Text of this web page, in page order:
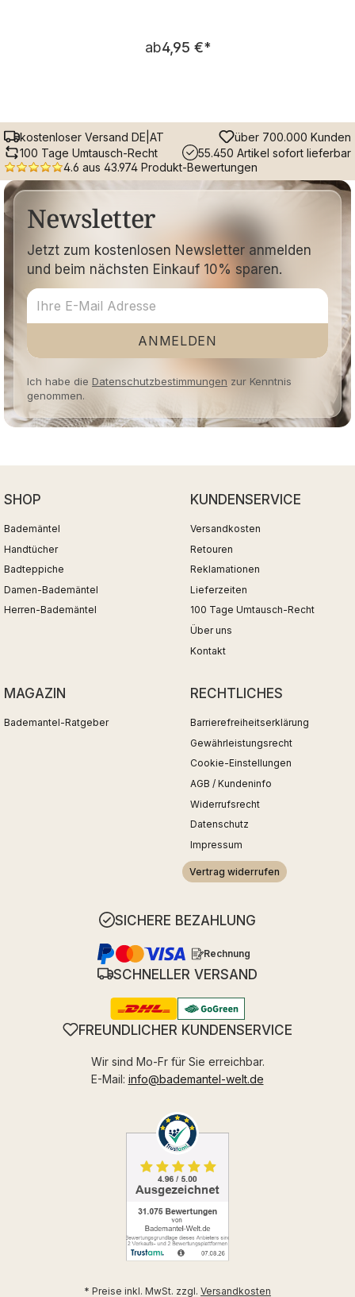
Regulärer Preis:
ab4,95 €*
kostenloser Versand DE|AT
über 700.000 Kunden
100 Tage Umtausch-Recht
55.450 Artikel sofort lieferbar
4.6 aus 43.974 Produkt-Bewertungen
Newsletter
Jetzt zum kostenlosen Newsletter anmelden
und beim nächsten Einkauf 10% sparen.
ANMELDEN
Ich habe die Datenschutzbestimmungen zur Kenntnis
genommen.
SHOP
Bademäntel
Handtücher
Badteppiche
Damen-Bademäntel
Herren-Bademäntel
KUNDENSERVICE
Versandkosten
Retouren
Reklamationen
Lieferzeiten
100 Tage Umtausch-Recht
Über uns
Kontakt
MAGAZIN
Bademantel-Ratgeber
RECHTLICHES
Barrierefreiheitserklärung
Gewährleistungsrecht
Cookie-Einstellungen
AGB / Kundeninfo
Widerrufsrecht
Datenschutz
Impressum
Vertrag widerrufen
SICHERE BEZAHLUNG
Rechnung
SCHNELLER VERSAND
FREUNDLICHER KUNDENSERVICE
Wir sind Mo-Fr für Sie erreichbar.
E-Mail: info@bademantel-welt.de
* Preise inkl. MwSt. zzgl. Versandkosten